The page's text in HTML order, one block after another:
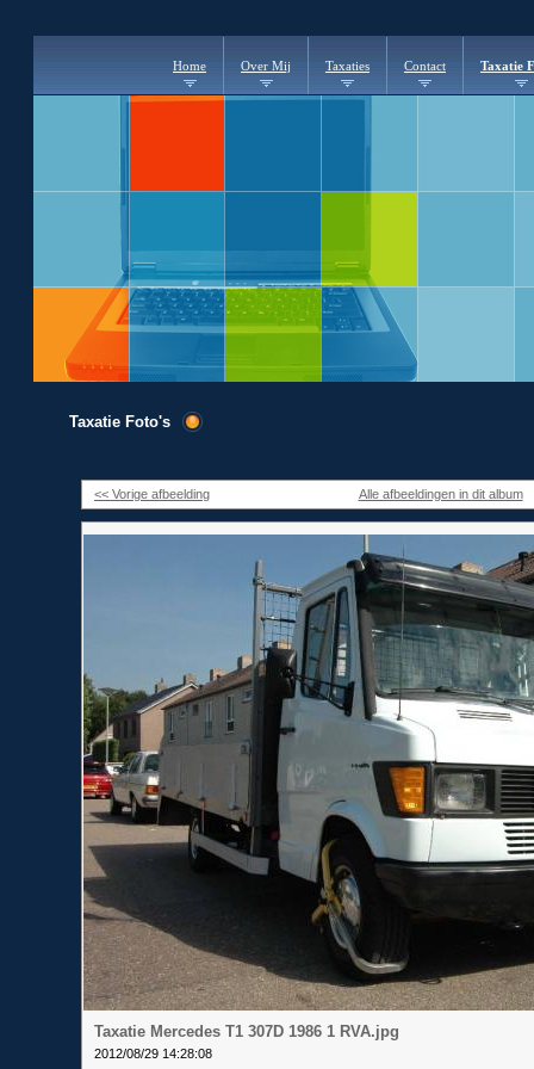
Home Over Mij Taxaties Contact Taxatie
Taxatie Foto's
<< Vorige afbeelding Alle afbeeldingen in dit album
Taxatie Mercedes T1 307D 1986 1 RVA.jpg
2012/08/29 14:28:08